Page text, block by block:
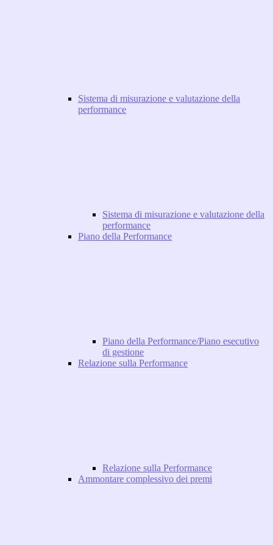
Sistema di misurazione e valutazione della
performance
Sistema di misurazione e valutazione della
performance
Piano della Performance
Piano della Performance/Piano esecutivo
di gestione
Relazione sulla Performance
Relazione sulla Performance
Ammontare complessivo dei premi